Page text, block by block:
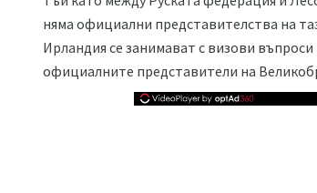
няма официални представителства на
Ирландия се занимават с визови
официалните представители на